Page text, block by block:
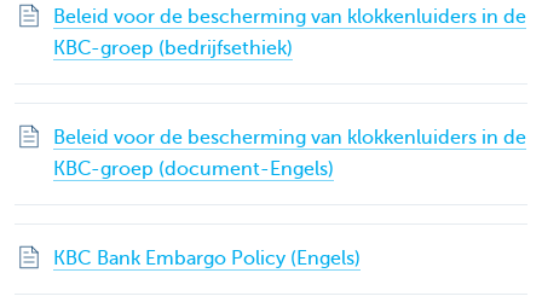
Beleid voor de bescherming van klokkenluiders in de
KBC-groep (bedrijfsethiek)
Beleid voor de bescherming van klokkenluiders in de
KBC-groep (document-Engels)
KBC Bank Embargo Policy (Engels)